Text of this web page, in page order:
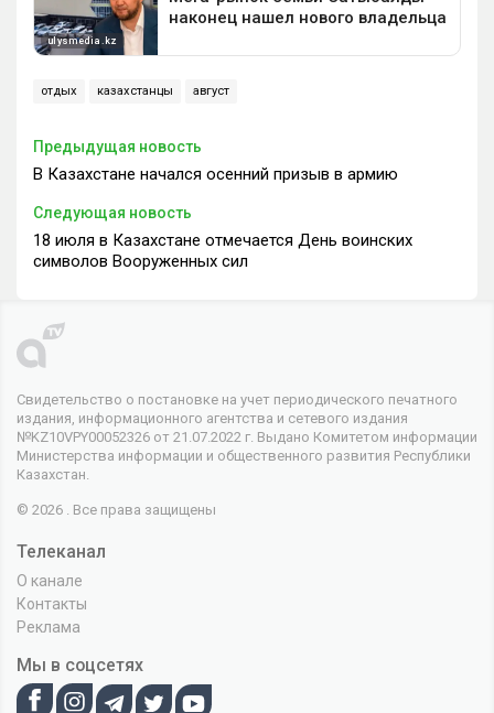
отдых казахстанцы август
Предыдущая новость
В Казахстане начался осенний призыв в армию
Следующая новость
18 июля в Казахстане отмечается День воинских
символов Вооруженных сил
Свидетельство о постановке на учет периодического печатного
издания, информационного агентства и сетевого издания
№KZ10VPY00052326 от 21.07.2022 г. Выдано Комитетом информации
Министерства информации и общественного развития Республики
Казахстан.
© 2026 . Все права защищены
Телеканал
О канале
Контакты
Реклама
Мы в соцсетях